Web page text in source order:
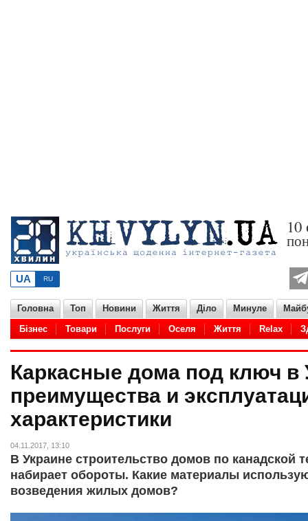
10
Головна Топ Новини Життя Діло Минуле
Бізнес
Товари Послуги Оселя Життя Relax
Adult Кухня Hi-Tech IT Дело Авто Товары
Каркасные дома под ключ в
преимущества и
характеристики
04.11.2017, 13:10
В Украине строительство домов по канадской
набирает обороты. Какие материалы
возведения жилых домов?